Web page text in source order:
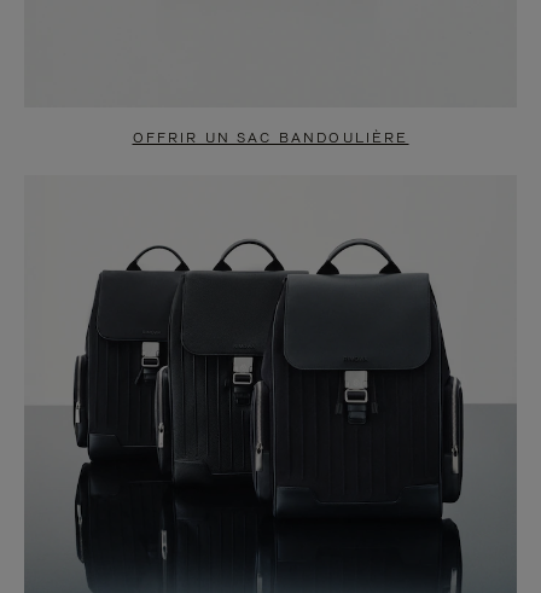
OFFRIR UN SAC BANDOULIÈRE